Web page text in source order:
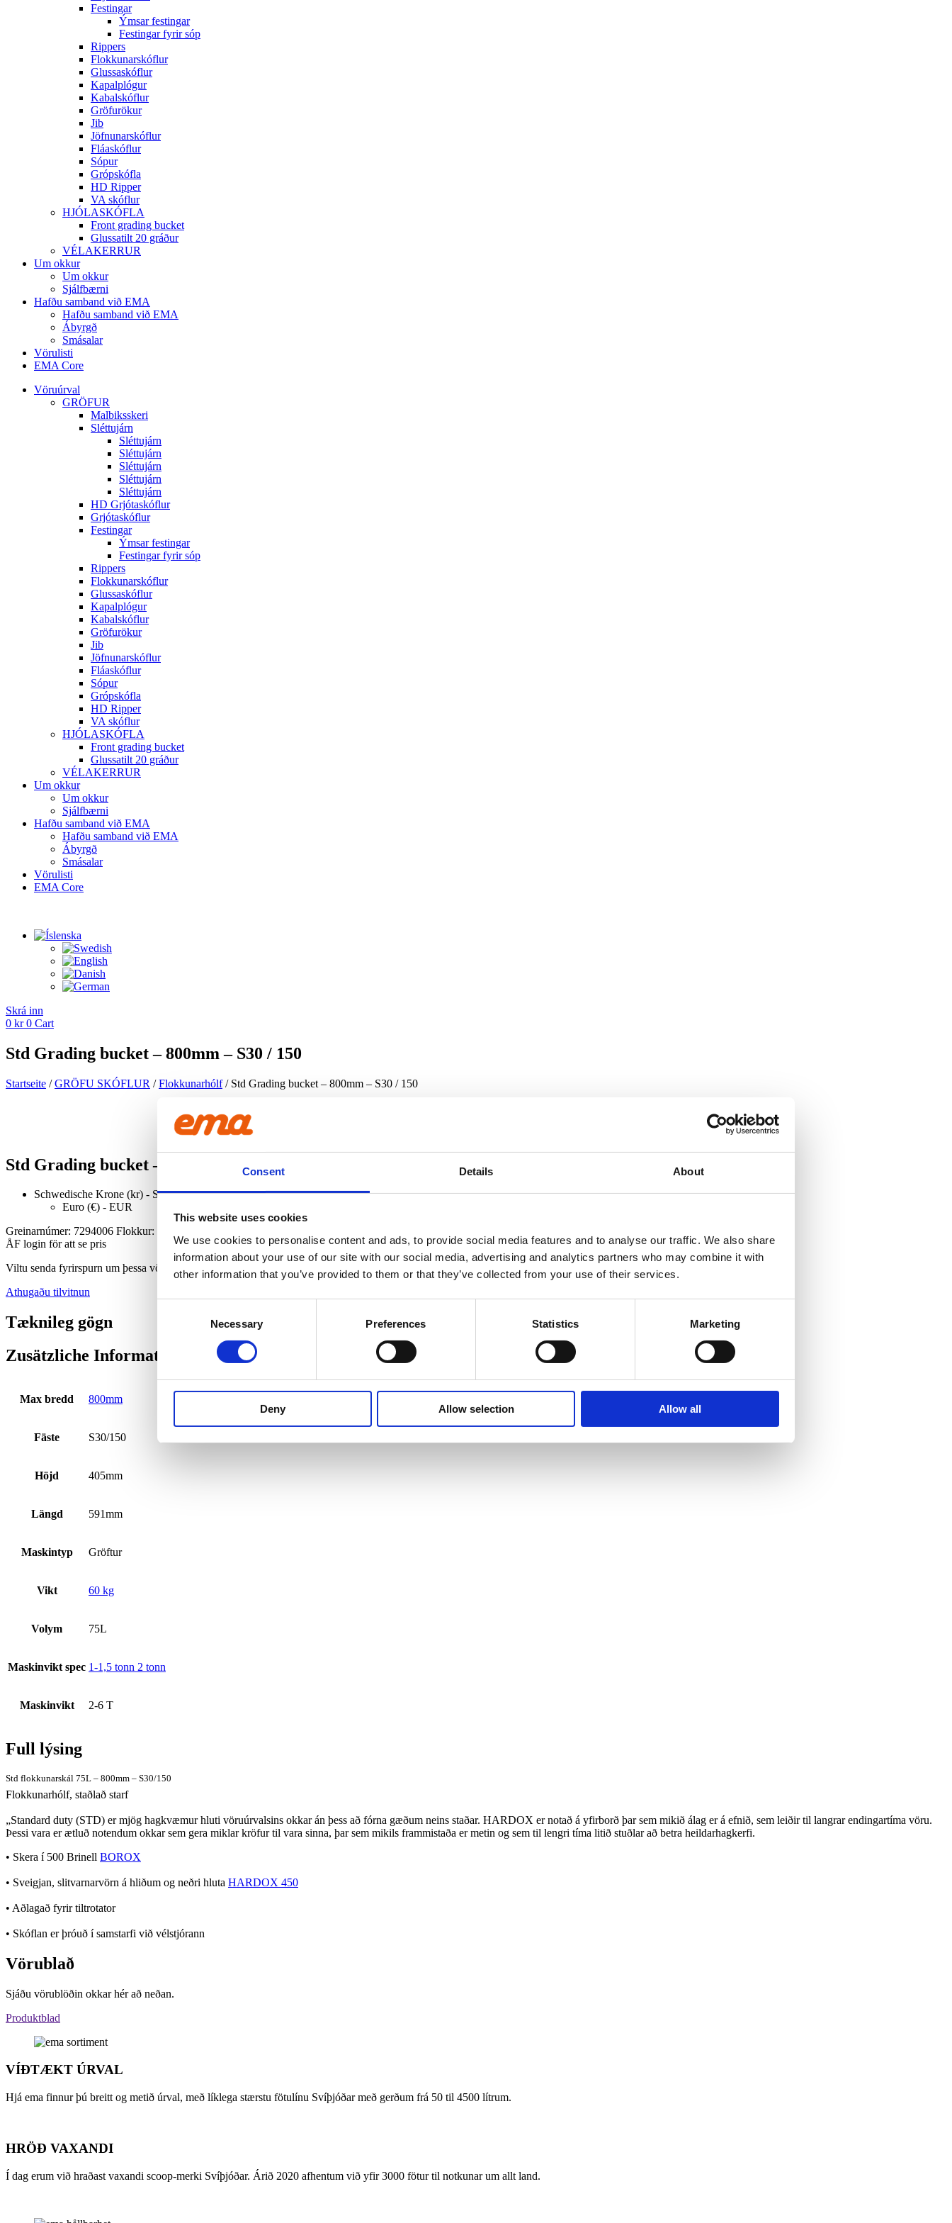
Consent Details About
This website uses cookies
We use cookies to personalise content and ads, to provide social media features and to analyse our traffic. We also share
information about your use of our site with our social media, advertising and analytics partners who may combine it with
other information that you’ve provided to them or that they’ve collected from your use of their services.
Necessary Preferences Statistics Marketing
Deny Allow selection Allow all
Festingar
Ýmsar festingar
Festingar fyrir sóp
Rippers
Flokkunarskóflur
Glussaskóflur
Kapalplógur
Kabalskóflur
Gröfurökur
Jib
Jöfnunarskóflur
Fláaskóflur
Sópur
Grópskófla
HD Ripper
VA skóflur
HJÓLASKÓFLA
Front grading bucket
Glussatilt 20 gráður
VÉLAKERRUR
Um okkur
Um okkur
Sjálfbærni
Hafðu samband við EMA
Hafðu samband við EMA
Ábyrgð
Smásalar
Vörulisti
EMA Core
Vöruúrval
GRÖFUR
Malbiksskeri
Sléttujárn
Sléttujárn
Sléttujárn
Sléttujárn
Sléttujárn
Sléttujárn
HD Grjótaskóflur
Grjótaskóflur
Festingar
Ýmsar festingar
Festingar fyrir sóp
Rippers
Flokkunarskóflur
Glussaskóflur
Kapalplógur
Kabalskóflur
Gröfurökur
Jib
Jöfnunarskóflur
Fláaskóflur
Sópur
Grópskófla
HD Ripper
VA skóflur
HJÓLASKÓFLA
Front grading bucket
Glussatilt 20 gráður
VÉLAKERRUR
Um okkur
Um okkur
Sjálfbærni
Hafðu samband við EMA
Hafðu samband við EMA
Ábyrgð
Smásalar
Vörulisti
EMA Core
Skrá inn
0 kr 0 Cart
Std Grading bucket – 800mm – S30 / 150
Startseite /GRÖFU SKÓFLUR /Flokkunarhólf/ Std Grading bucket – 800mm – S30 / 150
Std Grading bucket – 800mm – S30 / 150
Schwedische Krone (kr) - SEK
Euro (€) - EUR
Greinarnúmer: 7294006 Flokkur:
ÅF login för att se pris
Viltu senda fyrirspurn um þessa vöru?
Athugaðu tilvitnun
Tæknileg gögn
Zusätzliche Informationen
Max bredd 800mm
Fäste S30/150
Höjd 405mm
Längd 591mm
Maskintyp Gröftur
Vikt 60 kg
Volym 75L
Maskinvikt spec 1-1,5 tonn 2 tonn
Maskinvikt 2-6 T
Full lýsing
Std flokkunarskál 75L – 800mm – S30/150
Flokkunarhólf, staðlað starf
„Standard duty (STD) er mjög hagkvæmur hluti vöruúrvalsins okkar án þess að fórna gæðum neins staðar. HARDOX er notað á yfirborð þar sem mikið álag er á efnið, sem leiðir til langrar endingartíma vöru.
Þessi vara er ætluð notendum okkar sem gera miklar kröfur til vara sinna, þar sem mikils frammistaða er metin og sem til lengri tíma litið stuðlar að betra heildarhagkerfi.
• Skera í 500 Brinell BOROX
• Sveigjan, slitvarnarvörn á hliðum og neðri hluta HARDOX 450
• Aðlagað fyrir tiltrotator
• Skóflan er þróuð í samstarfi við vélstjórann
Vörublað
Sjáðu vörublöðin okkar hér að neðan.
Produktblad
VÍÐTÆKT ÚRVAL
Hjá ema finnur þú breitt og metið úrval, með líklega stærstu fötulínu Svíþjóðar með gerðum frá 50 til 4500 lítrum.
HRÖÐ VAXANDI
Í dag erum við hraðast vaxandi scoop-merki Svíþjóðar. Árið 2020 afhentum við yfir 3000 fötur til notkunar um allt land.